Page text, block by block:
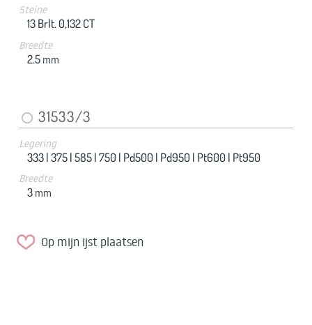
Steine
13 Brlt. 0,132 CT
Breedte
2.5 mm
31533/3
Legering
333 |375 |585 |750 | Pd500 | Pd950 | Pt600 | Pt950
Breedte
3 mm
Op mijn ijst plaatsen